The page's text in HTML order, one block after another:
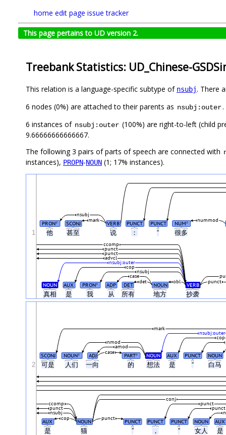
home edit page issue tracker
This page pertains to UD version 2.
Treebank Statistics: UD_Chinese-
This relation is a language-specific subtype of nsubj. There
6 nodes (0%) are attached to their parents as nsubj:outer.
6 instances of nsubj:outer (100%) are right-to-left (child
9.66666666666667.
The following 3 pairs of parts of speech are connected with
instances), PROPN-NOUN (1; 17% instances).
他 甚至 说 ： “ 很多
真相 是 我 从 所有 地方 抄袭
PRON# SCONJ VERB PUNCT PUNCT NUM#
mark nummod
nsubj
NOUN AUX PRON# ADP DET NOUN VERB
punct
det obl
case
nsubj
cop
nsubj:outer
advcl
punct
punct
ccomp
1
可是 人们 一向 的 想法 是 “ 白马
是 猫 ” ， “ 女人 是
SCONJ NOUN# ADJ PART# NOUN AUX PUNCT NOUN
case
amod
nmod
cop
nsubj:outer
mark
AUX NOUN PUNCT PUNCT PUNCT NOUN AUX
cop punct
nsubj
punct punct
punct
ccomp
conj
2